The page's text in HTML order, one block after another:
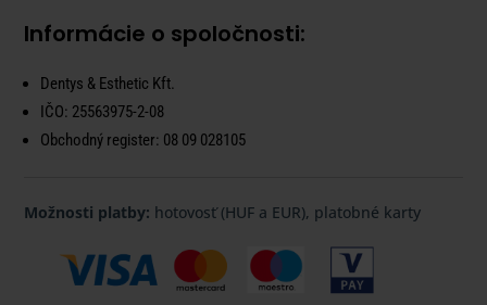
Informácie o spoločnosti:
Dentys & Esthetic Kft.
IČO: 25563975-2-08
Obchodný register: 08 09 028105
Možnosti platby: hotovosť (HUF a EUR), platobné karty